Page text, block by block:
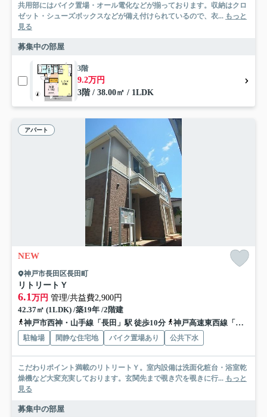
共用部にはバイク置場・オール電化などが揃っております。収納はクロ
ゼット・シューズボックスなどが備え付けられているので、衣... もっと
見る
募集中の部屋
3階
9.2万円
3階 / 38.00㎡ / 1LDK
アパート
NEW
神戸市長田区長田町
リトリートＹ
6.1 万円 管理/共益費2,900円
42.37㎡ (1LDK) /築19年 /2階建
神戸市西神・山手線「長田」駅 徒歩10分
神戸高速東西線「高速長田」駅 徒歩13分
駐輪場 閑静な住宅地 バイク置場あり 公共下水
こだわりポイント満載のリトリートＹ。室内設備は洗面化粧台・浴室乾
燥機など大変充実しております。玄関先まで覗き穴を覗きに行... もっと
見る
募集中の部屋